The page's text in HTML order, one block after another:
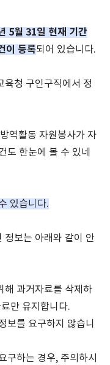
5월 31일 현재 기간
이 등록되어 있습니다.
육청 구인구직에서 정
역활동 자원봉사가 자
도 한눈에 볼 수 있네
있습니다.
정보는 아래와 같이 안
해 과거자료를 삭제하
만 유지합니다.
보를 요구하지 않습니
구하는 경우, 주의하시